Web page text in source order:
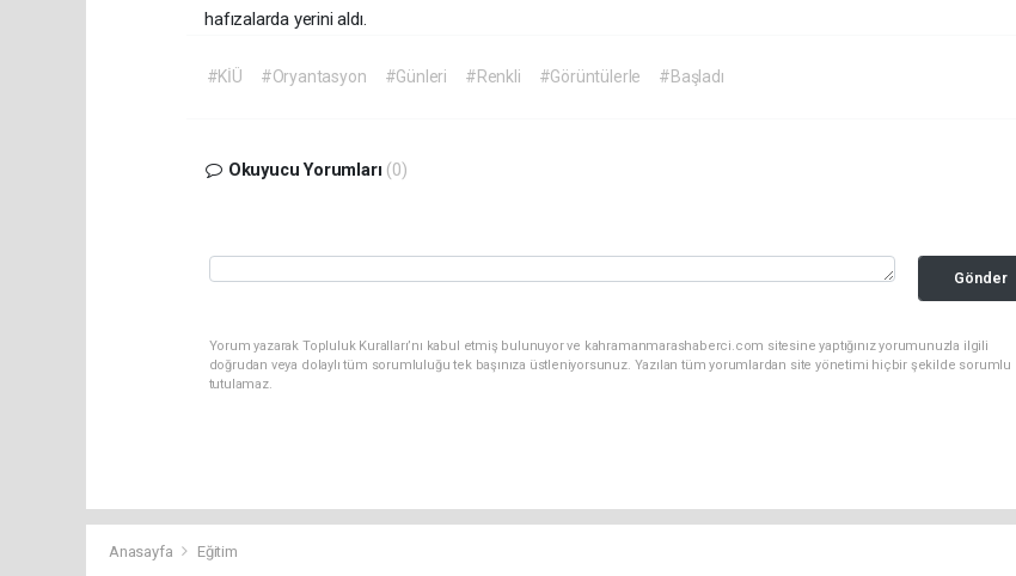
hafızalarda yerini aldı.
#KİÜ #Oryantasyon #Günleri #Renkli #Görüntülerle #Başladı
Okuyucu Yorumları (0)
Gönder
Yorum yazarak Topluluk Kuralları’nı kabul etmiş bulunuyor ve kahramanmarashaberci.com sitesine yaptığınız yorumunuzla ilgili
doğrudan veya dolaylı tüm sorumluluğu tek başınıza üstleniyorsunuz. Yazılan tüm yorumlardan site yönetimi hiçbir şekilde sorumlu
tutulamaz.
Anasayfa Eğitim